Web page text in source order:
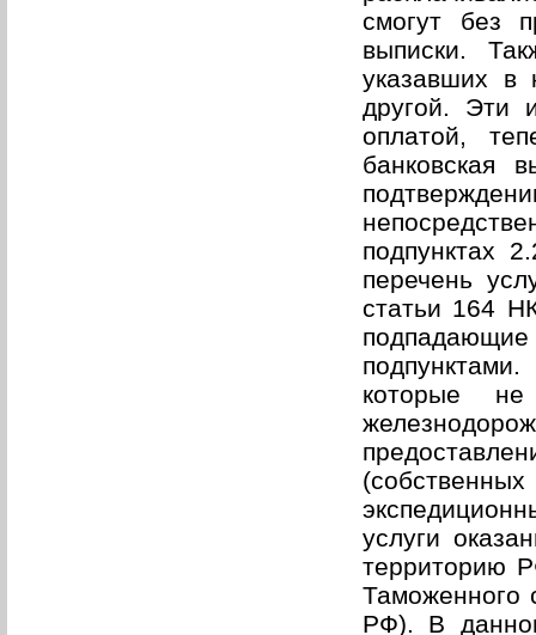
смогут без
выписки.
указавших в
другой. Эти
оплатой,
банковская
подпунктах
перечень
статьи 164
которые не
услуги
территорию
Таможенного
РФ). В